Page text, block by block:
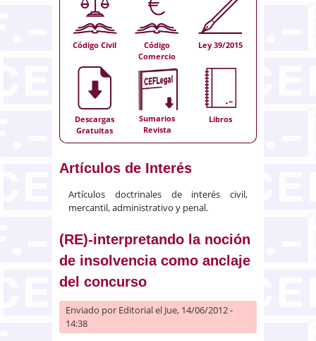
Código Civil
Código
Comercio
Ley 39/2015
Descargas
Gratuitas
Sumarios
Revista
Libros
Artículos de Interés
Artículos doctrinales de interés civil,
mercantil, administrativo y penal.
(RE)-interpretando la noción
de insolvencia como anclaje
del concurso
Enviado por Editorialel Jue, 14/06/2012 -
14:38